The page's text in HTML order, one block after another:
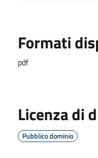
Formati
pdf
Licenza di
Pubblico dominio